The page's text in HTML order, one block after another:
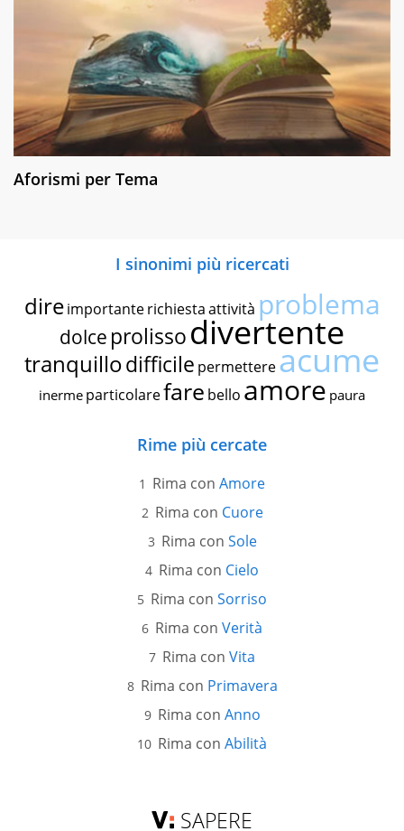
Aforismi per Tema
I sinonimi più ricercati
dire importante richiestaattività problema
dolce prolissodivertente
tranquillodifficile permettereacume
inerme particolarefare bello amore paura
Rime più cercate
Rima con Amore
Rima con Cuore
Rima con Sole
Rima con Cielo
Rima con Sorriso
Rima con Verità
Rima con Vita
Rima con Primavera
Rima con Anno
Rima con Abilità
SAPERE